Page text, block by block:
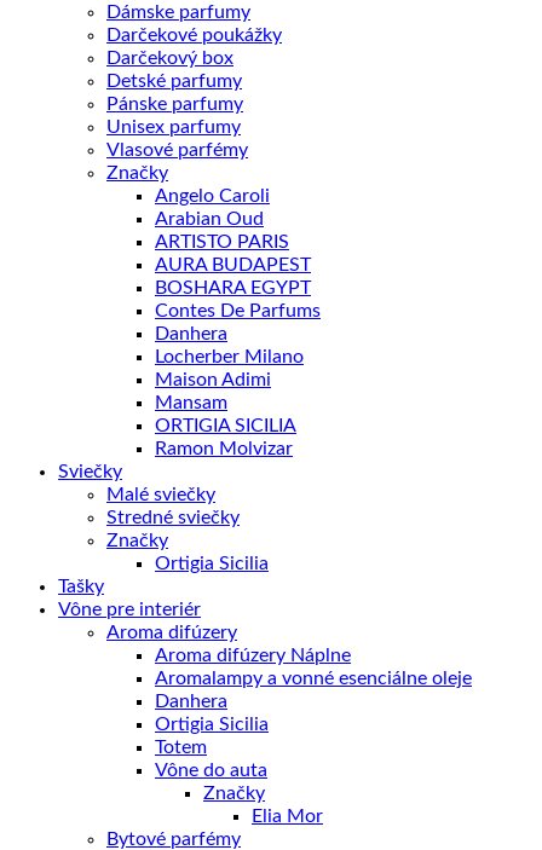
Dámske parfumy
Darčekové poukážky
Darčekový box
Detské parfumy
Pánske parfumy
Unisex parfumy
Vlasové parfémy
Značky
Angelo Caroli
Arabian Oud
ARTISTO PARIS
AURA BUDAPEST
BOSHARA EGYPT
Contes De Parfums
Danhera
Locherber Milano
Maison Adimi
Mansam
ORTIGIA SICILIA
Ramon Molvizar
Sviečky
Malé sviečky
Stredné sviečky
Značky
Ortigia Sicilia
Tašky
Vône pre interiér
Aroma difúzery
Aroma difúzery Náplne
Aromalampy a vonné esenciálne oleje
Danhera
Ortigia Sicilia
Totem
Vône do auta
Značky
Elia Mor
Bytové parfémy